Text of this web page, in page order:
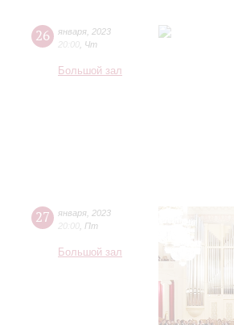
26 января 2023
20:00 Чт
Большой зал
27 января 2023
20:00 Пт
Большой зал